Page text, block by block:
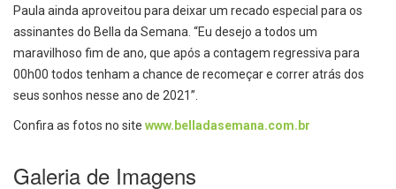
Paula ainda aproveitou para deixar um recado especial para os
assinantes do Bella da Semana. “Eu desejo a todos um
maravilhoso fim de ano, que após a contagem regressiva para
00h00 todos tenham a chance de recomeçar e correr atrás dos
seus sonhos nesse ano de 2021”.
Confira as fotos no site www.belladasemana.com.br
Galeria de Imagens